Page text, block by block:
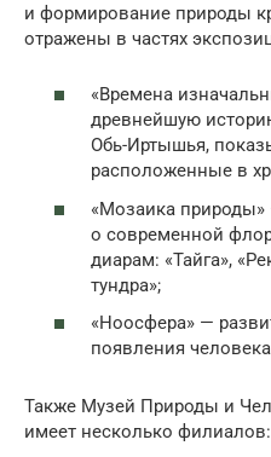
и формирование природы
отражены в частях
«Времена
древнейшую
Обь-Иртышья,
расположенные в
«Мозаика природы»
о современной
диарам: «Тайга»,
тундра»;
«Ноосфера» —
появления
Также Музей Природы и
имеет несколько филиалов: